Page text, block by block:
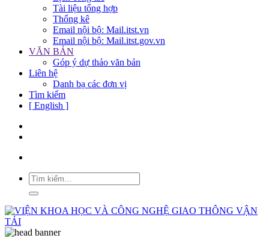
Tài liệu tổng hợp
Thống kê
Email nội bộ: Mail.itst.vn
Email nội bộ: Mail.itst.gov.vn
VĂN BẢN
Góp ý dự thảo văn bản
Liên hệ
Danh bạ các đơn vị
Tìm kiếm
[ English ]